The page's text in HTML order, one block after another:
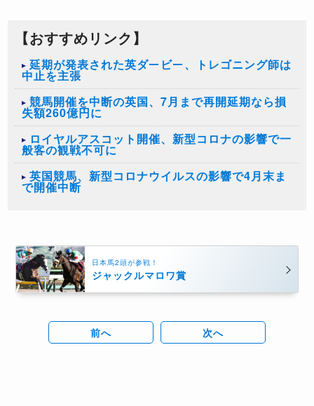
【おすすめリンク】
延期が発表された英ダービー、トレゴニング師は
中止を主張
​競馬開催を中断の英国、7月まで再開延期なら損
失額260億円に
ロイヤルアスコット開催、新型コロナの影響で一
般客の観戦不可に
英国競馬、新型コロナウイルスの影響で4月末ま
で開催中断
日本馬2頭が参戦！
ジャックルマロワ賞
前へ 次へ